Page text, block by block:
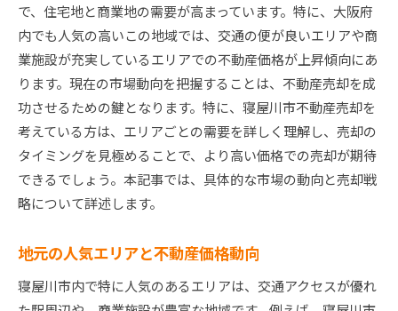
成約までのプロセス管理とスケジュール調整
寝屋川市での不動産売却プロセスをスムーズに進め
るためのプロの秘訣
売却前の物件準備とホームステージング
書類作成と各種手続きの流れ
内見時の効果的なプレゼンテーション方法
バイヤーからのフィードバックを活かす方法
契約書の確認とトラブル回避策
寝屋川市の地域特性を活かした不動産売却の成功事
例
で、住宅地と商業地の需要が高まっています。特に、大阪府
内でも人気の高いこの地域では、交通の便が良いエリアや商
業施設が充実しているエリアでの不動産価格が上昇傾向にあ
ります。現在の市場動向を把握することは、不動産売却を成
功させるための鍵となります。特に、寝屋川市不動産売却を
考えている方は、エリアごとの需要を詳しく理解し、売却の
タイミングを見極めることで、より高い価格での売却が期待
できるでしょう。本記事では、具体的な市場の動向と売却戦
略について詳述します。
地元の人気エリアと不動産価格動向
寝屋川市内で特に人気のあるエリアは、交通アクセスが優れ